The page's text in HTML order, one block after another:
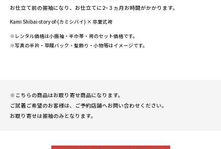
お仕立て前の振袖になり、お仕立てに2~３ヵ月お時間がかかります。
Kami Shibai-story of-(カミシバイ) × 卒業式袴
※レンタル価格は小振袖・半巾帯・袴のセット価格です。
※写真の半衿・草履バック・髪飾り・小物等はイメージです。
※こちらの商品はお取り寄せ商品になります。
ご試着ご希望のお客様は、ご予約店舗へお問い合わせください。
お取り寄せは振袖のみとなります。